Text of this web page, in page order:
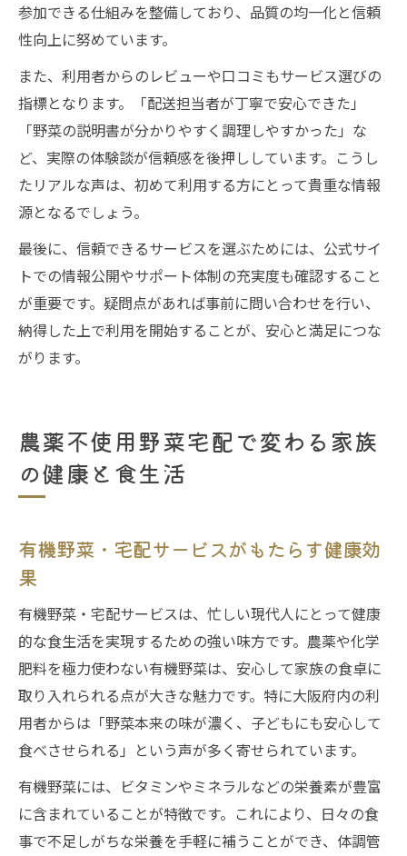
参加できる仕組みを整備しており、品質の均一化と信頼
性向上に努めています。
また、利用者からのレビューや口コミもサービス選びの
指標となります。「配送担当者が丁寧で安心できた」
「野菜の説明書が分かりやすく調理しやすかった」な
ど、実際の体験談が信頼感を後押ししています。こうし
たリアルな声は、初めて利用する方にとって貴重な情報
源となるでしょう。
最後に、信頼できるサービスを選ぶためには、公式サイ
トでの情報公開やサポート体制の充実度も確認すること
が重要です。疑問点があれば事前に問い合わせを行い、
納得した上で利用を開始することが、安心と満足につな
がります。
農薬不使用野菜宅配で変わる家族
の健康と食生活
有機野菜・宅配サービスがもたらす健康効
果
有機野菜・宅配サービスは、忙しい現代人にとって健康
的な食生活を実現するための強い味方です。農薬や化学
肥料を極力使わない有機野菜は、安心して家族の食卓に
取り入れられる点が大きな魅力です。特に大阪府内の利
用者からは「野菜本来の味が濃く、子どもにも安心して
食べさせられる」という声が多く寄せられています。
有機野菜には、ビタミンやミネラルなどの栄養素が豊富
に含まれていることが特徴です。これにより、日々の食
事で不足しがちな栄養を手軽に補うことができ、体調管